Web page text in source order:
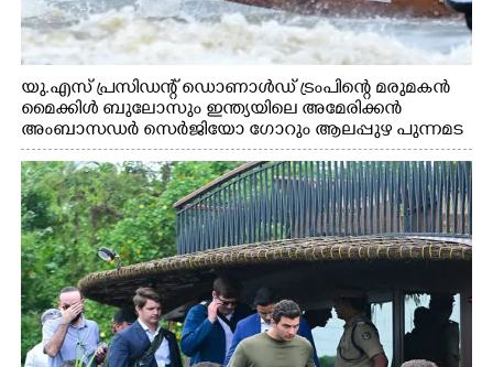
യു.എസ് പ്രസിഡന്റ് ഡൊണാൾഡ് ട്രംപിന്റെ മരുമകൻ
മൈക്കിൾ ബുലോസും ഇന്ത്യയിലെ അമേരിക്കൻ
അംബാസഡർ സെർജിയോ ഗോറും ആലപ്പുഴ പുന്നമട
കായലിൽ ഹൗസ്ബോട്ട് യാത്രയ്ക്കിടെ നെഹ്രുട്രോഫി
വള്ളംകളിയുടെ ഭാഗമായി നടുഭാഗം ചുണ്ടന്റെ
പരിശീലനത്തുഴച്ചിൽ വീക്ഷിക്കുന്നു